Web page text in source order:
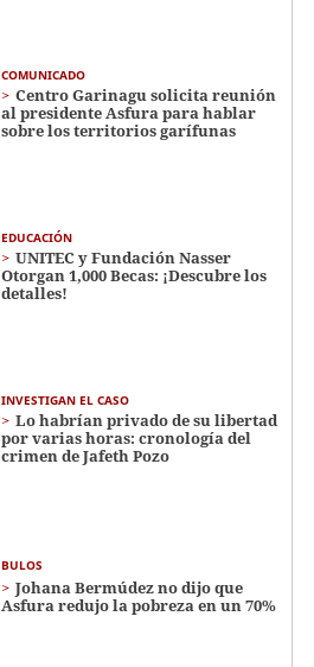
COMUNICADO
Centro Garinagu solicita reunión
al presidente Asfura para hablar
sobre los territorios garífunas
EDUCACIÓN
UNITEC y Fundación Nasser
Otorgan 1,000 Becas: ¡Descubre los
detalles!
INVESTIGAN EL CASO
Lo habrían privado de su libertad
por varias horas: cronología del
crimen de Jafeth Pozo
BULOS
Johana Bermúdez no dijo que
Asfura redujo la pobreza en un 70%